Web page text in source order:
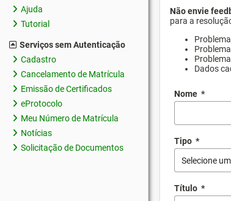
Ajuda
Tutorial
Serviços sem Autenticação
Cadastro
Cancelamento de Matrícula
Emissão de Certificados
eProtocolo
Meu Número de Matrícula
Notícias
Solicitação de Documentos
Não envie
para a
Dados
Nome *
Tipo *
Selecione
Título *